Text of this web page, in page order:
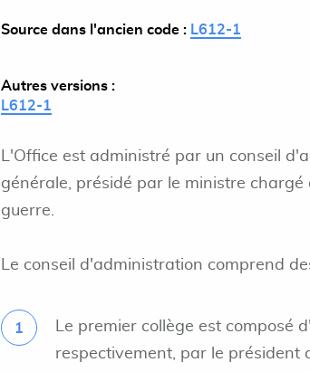
Source dans l'ancien code : L612-1
Autres versions :
L612-1
L'Office est administré par un conseil
générale, présidé par le ministre
guerre.
Le conseil d'administration comprend
Le premier collège est composé
respectivement, par le président